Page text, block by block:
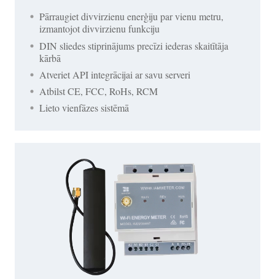
Pārraugiet divvirzienu enerģiju par vienu metru,
izmantojot divvirzienu funkciju
DIN sliedes stiprinājums precīzi iederas skaitītāja
kārbā
Atveriet API integrācijai ar savu serveri
Atbilst CE, FCC, RoHs, RCM
Lieto vienfāzes sistēmā